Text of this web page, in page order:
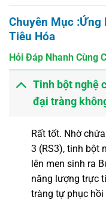
Chuyên Mục :Ứng
Tiêu Hóa
Hỏi Đáp Nhanh Cùng
Tinh bột nghệ
đại tràng
Rất tốt. Nhờ
3 (RS3), tinh bột
lên men sinh ra
năng lượng trực
tràng tự phục